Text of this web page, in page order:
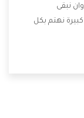
نبقى
نهتم بكل
من أهم